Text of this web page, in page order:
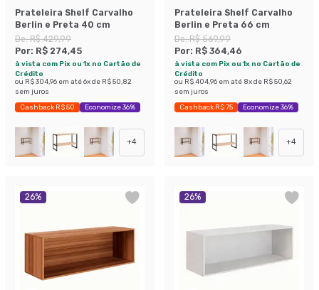
Prateleira Shelf Carvalho
Berlin e Preta 40 cm
De:R$ 429,99
Por: R$ 274,45
à vista com Pix ou 1x no Cartão de
Crédito
ou R$ 304,96 em até6x de R$ 50,82
sem juros
Cashback R$ 50 Economize 36%
+4
Prateleira Shelf Carvalho
Berlin e Preta 66 cm
De:R$ 569,99
Por: R$ 364,46
à vista com Pix ou 1x no Cartão de
Crédito
ou R$ 404,96 em até 8x de R$ 50,62
sem juros
Cashback R$ 75 Economize 36%
+4
26% 26%